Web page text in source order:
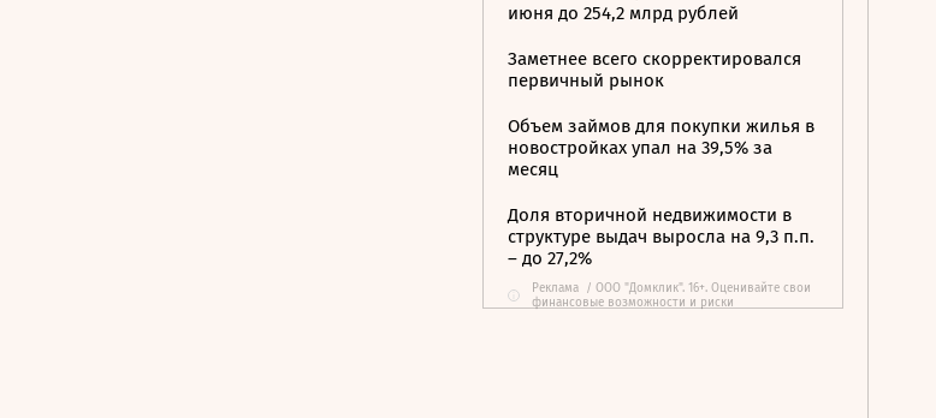
июня до 254,2 млрд рублей
Заметнее всего скорректировался
первичный рынок
Объем займов для покупки жилья в
новостройках упал на 39,5% за
месяц
Доля вторичной недвижимости в
структуре выдач выросла на 9,3 п.п.
– до 27,2%
Реклама / ООО "Домклик". 16+. Оценивайте свои
финансовые возможности и риски